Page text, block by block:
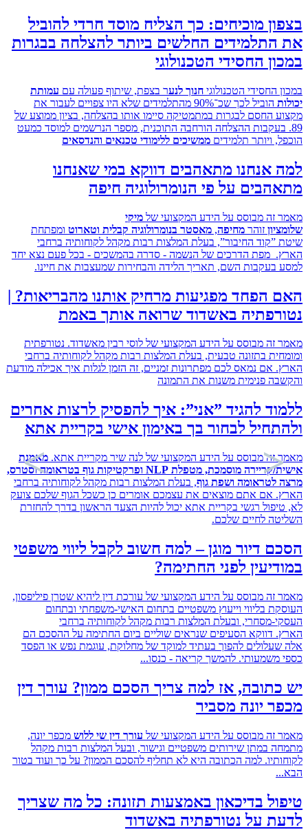
מוכיחים: כך הצליח מוסד חרדי להוביל
החלשים ביותר להצלחה בבגרות
החסידי הטכנולוגי
החסידי הטכנולוגיחנוך לנער בצפת, שיתוף פעולה עםעמותת
הוביל לכך שכ־90% מהתלמידים שלא היו צפויים לעבור את
החסם לבגרות במתמטיקה סיימו אותו בהצלחה, בציון ממוצע של
בעקבות ההצלחה הורחבה התוכנית, מספר הנרשמים למוסד כמעט
ויותר תלמידיםממשיכים ללימודי טכנאים והנדסאים
אנחנו מתאהבים דווקא במי שאנחנו
על פי הנומרולוגיה חיפה
זה מבוסס על הידע המקצועי שלמיקי
זוהרמחיפה ,מאסטר בנומרולוגיה קבלית וטארוטומפתחת
החיבור”, בעלת המלצות רבות מקהל לקוחותיה ברחבי
מפת הדרכים של הנשמה - סדרה בהמשכים - בכל פעם נצא יחד
השם, תאריך הלידה והבחירות שמעצבות את חיינו.
הפחד מפגיעות מרחיק אותנו מהבריאות? |
באשדוד שרואה אותך באמת
מבוסס על הידע המקצועי של לוסי רבין מאשדוד. נטורפתית
בתזונה טבעית, בעלת המלצות רבות מקהל לקוחותיה ברחבי
אם נמאס לכם מפתרונות זמניים, זה הזמן לגלות איך אכילה מודעת
פנימית משנות את התמונה
להגיד ”אני”: איך להפסיק לרצות אחרים
לבחור בך באימון אישי בקריית אתא
זה מבוסס על הידע המקצועי של לנה שיר מקריית אתא. מאמנת
אישית/קריירה מוסמכת, מטפלת NLP ופרקטיקות גוף בטראומה וסטרס,
לטראומה ושפת גוף, בעלת המלצות רבות מקהל לקוחותיה ברחבי
אם אתם מוצאים את עצמכם אומרים כן כשכל הגוף שלכם צועק
רגשי בקריית אתא יכול להיות הצעד הראשון בדרך להחזרת
לחיים שלכם.
דיור מוגן – למה חשוב לקבל ליווי משפטי
לפני החתימה?
מבוסס על הידע המקצועי של עורכת דין ליהיא שטרן פיליפסון,
בליווי וייעוץ משפטיים בתחום האישי-משפחתי ובתחום
מסחרי, ובעלת המלצות רבות מקהל לקוחותיה ברחבי
דווקא הסעיפים שנראים שוליים ביום החתימה על ההסכם הם
להפוך בעתיד למוקד של מחלוקת, עוגמת נפש או הפסד
להמשך קריאה - כנסו...
אז למה צריך הסכם ממון? עורך דין
יונה מסביר
זה מבוסס על הידע המקצועי שלעורך דין שי ללושמכפר יונה,
במתן שירותים משפטיים וגישור, ובעל המלצות רבות מקהל
למה הכתובה היא לא תחליף להסכם הממון? על כך ועוד בטור
בדיכאון באמצעות תזונה: כל מה שצריך
על נטורפתיה באשדוד